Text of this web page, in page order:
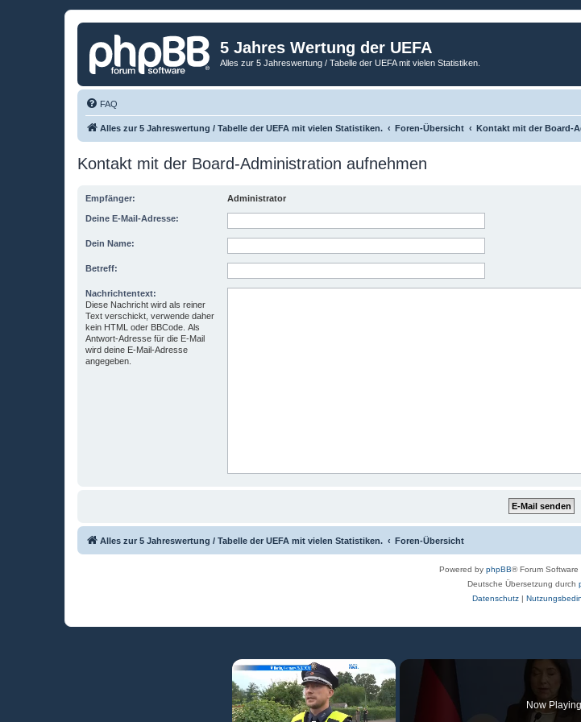
5 Jahres Wertung der UEFA
Alles zur 5 Jahreswertung / Tabelle der UEFA mit vielen Statistiken.
FAQ
Alles zur 5 Jahreswertung / Tabelle der UEFA mit vielen Statistiken. Foren-Übersicht Kontakt mit der Board-
Kontakt mit der Board-Administration aufnehmen
Empfänger: Administrator
Deine E-Mail-Adresse:
Dein Name:
Betreff:
Nachrichtentext:
Diese Nachricht wird als reiner
Text verschickt, verwende daher
kein HTML oder BBCode. Als
Antwort-Adresse für die E-Mail
wird deine E-Mail-Adresse
angegeben.
Alles zur 5 Jahreswertung / Tabelle der UEFA mit vielen Statistiken. Foren-Übersicht
Powered by phpBB® Forum
Deutsche Übersetzung durch
Datenschutz|
×
Now